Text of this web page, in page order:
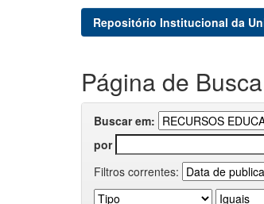
Repositório Institucional da
Página de Busca
Buscar em:
por
Filtros correntes: